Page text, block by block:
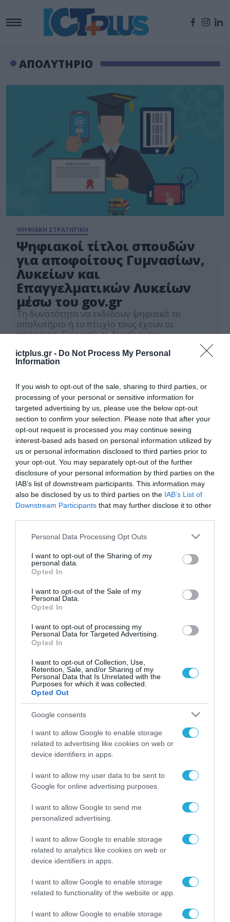
ictplus.gr - Do Not Process My Personal
Information
If you wish to opt-out of the sale, sharing to third parties, or
processing of your personal or sensitive information for
targeted advertising by us, please use the below opt-out
section to confirm your selection. Please note that after your
opt-out request is processed you may continue seeing
interest-based ads based on personal information utilized by
us or personal information disclosed to third parties prior to
your opt-out. You may separately opt-out of the further
disclosure of your personal information by third parties on the
IAB’s list of downstream participants. This information may
also be disclosed by us to third parties on the IAB’s List of
Downstream Participants that may further disclose it to other
Please note that this website/app uses one or more Google
not limited to your visit or usage behaviour. You may click to
grant or deny consent to Google and its third-party tags to
use your data for below specified purposes in below Google
consent section.
Personal Data Processing Opt Outs
I want to opt-out of the Sharing of my
personal data.
Opted In
I want to opt-out of the Sale of my
Personal Data.
Opted In
I want to opt-out of processing my
Personal Data for Targeted Advertising.
Opted In
I want to opt-out of Collection, Use,
Retention, Sale, and/or Sharing of my
Personal Data that Is Unrelated with the
Purposes for which it was collected.
Opted Out
Google consents
I want to allow Google to enable storage
related to advertising like cookies on web or
device identifiers in apps.
I want to allow my user data to be sent to
Google for online advertising purposes.
I want to allow Google to send me
personalized advertising.
I want to allow Google to enable storage
related to analytics like cookies on web or
device identifiers in apps.
I want to allow Google to enable storage
related to functionality of the website or app.
I want to allow Google to enable storage
ΑΠΟΛΥΤΗΡΙΟ
ΨΗΦΙΑΚΗ ΣΤΡΑΤΗΓΙΚΗ
Ψηφιακοί τίτλοι σπουδών
για αποφοίτους Γυμνασίων,
Λυκείων και
Επαγγελματικών Λυκείων
μέσω του gov.gr
Τη δυνατότητα να εκδίδουν ψηφιακά το
απολυτήριο ή το πτυχίο τους έχουν οι
απόφοιτοι Γυμνασίων, Λυκείων και
Επαγγελματικών Λυκείων από το σχολικό έτος
2016-2017 και εξής, καθώς από τη Δευτέρα
είναι διαθέσιμες οι σχετικές υπηρεσίες στο
συνολικής ψηφιακής αναβάθμισης της
εκπαίδευσης, η έκδοση ψηφιακών βεβαιώσεων,
πιστοποιητικών ή αποσπασμάτων απολυτηρίων
Γυμνασίων […]
ΡΟΗ ΕΙΔΗΣΕΩΝ
Το χρηματοδοτούμενο
από την ΕΕ έργο “The
Gaming Police”
ενισχύει την ασφάλεια
των παιδιών στο
διαδίκτυο
ΑΑΔΕ: Διευκρινίσεις
παραβάσεις που
αφορούν τους ΦΗΜ
31.07.2026
Σ. Καλαφάτης: «Η
Τεχνητή Νοημοσύνη
δεν είναι απλώς μια
νέα τεχνολογία, είναι
μια νέα βιομηχανική
επανάσταση»
31.07.2026
για τη χρηματοδότηση